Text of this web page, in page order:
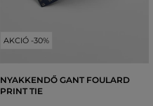
AKCIÓ -30%
NYAKKENDŐ GANT FOULARD
PRINT TIE